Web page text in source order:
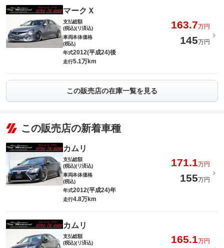
マークＸ
支払総額
(税込)(リ済込)
163.7万円
車両本体価格
(税込)
145万円
年式2012(平成24)後
走行5.1万km
この販売店の在庫一覧を見る
この販売店の新着車種
カムリ
支払総額
(税込)(リ済込)
171.1万円
車両本体価格
(税込)
155万円
年式2012(平成24)年
走行4.8万km
カムリ
支払総額
(税込)(リ済込)
165.1万円